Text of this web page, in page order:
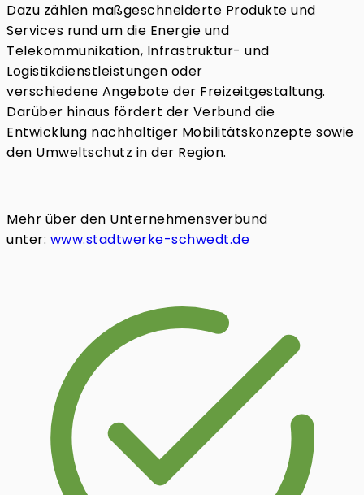
Dazu zählen maßgeschneiderte Produkte und
Services rund um die Energie und
Telekommunikation, Infrastruktur- und
Logistikdienstleistungen oder
verschiedene Angebote der Freizeitgestaltung.
Darüber hinaus fördert der Verbund die
Entwicklung nachhaltiger Mobilitätskonzepte sowie
den Umweltschutz in der Region.
Mehr über den Unternehmensverbund
unter: www.stadtwerke-schwedt.de